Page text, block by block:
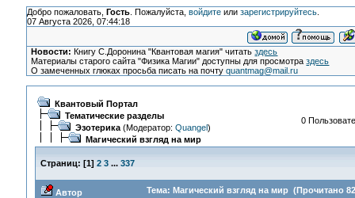
Добро пожаловать, Гость. Пожалуйста, войдитеили зарегистрируйтесь.
07 Августа 2026, 07:44:18
Новости: Книгу С.Доронина "Квантовая магия" читатьздесь
Материалы старого сайта "Физика Магии" доступны для просмотраздесь
О замеченных глюках просьба писать на почтуquantmag@mail.ru
Квантовый Портал
Тематические разделы
Эзотерика(Модератор: Quangel)
Магический взгляд на мир
0
Страниц: [1] 2 3 ... 337
Автор Тема: Магический взгляд на мир (Прочитано